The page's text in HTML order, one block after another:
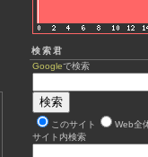
検索君
Googleで検索
このサイト
Web全
サイト内検索